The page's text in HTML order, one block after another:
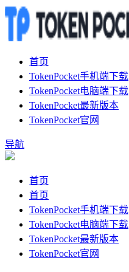
首页
TokenPocket手机端下载
TokenPocket电脑端下载
TokenPocket最新版本
TokenPocket官网
导航
首页
首页
TokenPocket手机端下载
TokenPocket电脑端下载
TokenPocket最新版本
TokenPocket官网